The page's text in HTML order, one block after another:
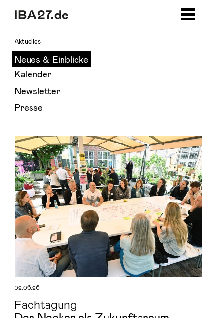
02.06.26
Fachtagung
Aktuelles
Neues & Einblicke
Kalender
Newsletter
Presse